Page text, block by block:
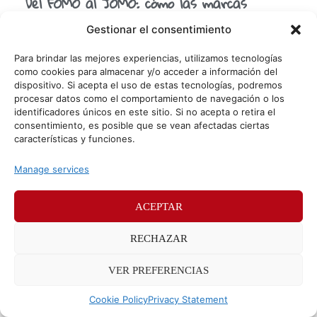
Gestionar el consentimiento
Para brindar las mejores experiencias, utilizamos tecnologías
como cookies para almacenar y/o acceder a información del
dispositivo. Si acepta el uso de estas tecnologías, podremos
procesar datos como el comportamiento de navegación o los
identificadores únicos en este sitio. Si no acepta o retira el
consentimiento, es posible que se vean afectadas ciertas
características y funciones.
Manage services
ACEPTAR
RECHAZAR
VER PREFERENCIAS
Cookie PolicyPrivacy Statement
venden el placer de desconectarse
(Fear of Missing Out): ese miedo a perderse algo que nos
hacía revisar notificaciones, entrar a
© Sr. Potato 2026